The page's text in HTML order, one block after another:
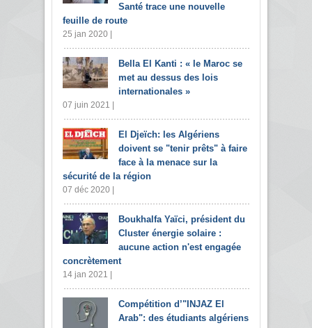
Santé trace une nouvelle
feuille de route
25 jan 2020 |
Bella El Kanti : « le Maroc se
met au dessus des lois
internationales »
07 juin 2021 |
El Djeïch: les Algériens
doivent se "tenir prêts" à faire
face à la menace sur la
sécurité de la région
07 déc 2020 |
Boukhalfa Yaïci, président du
Cluster énergie solaire :
aucune action n'est engagée
concrètement
14 jan 2021 |
Compétition d’"INJAZ El
Arab": des étudiants algériens